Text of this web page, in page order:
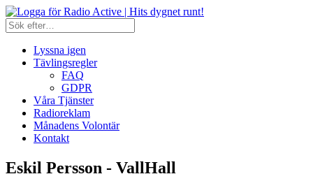
Lyssna igen
Tävlingsregler
FAQ
GDPR
Våra Tjänster
Radioreklam
Månadens Volontär
Kontakt
Eskil Persson - VallHall